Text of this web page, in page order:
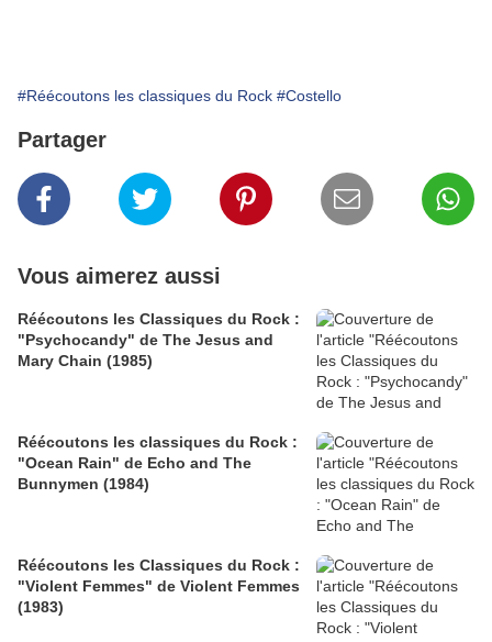
#Réécoutons les classiques du Rock #Costello
Partager
Vous aimerez aussi
Réécoutons les Classiques du Rock :
"Psychocandy" de The Jesus and
Mary Chain (1985)
Réécoutons les classiques du Rock :
"Ocean Rain" de Echo and The
Bunnymen (1984)
Réécoutons les Classiques du Rock :
"Violent Femmes" de Violent Femmes
(1983)